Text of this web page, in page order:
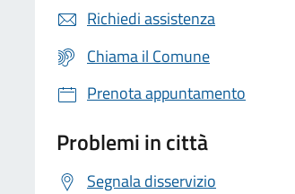
Richiedi assistenza
Chiama il Comune
Prenota appuntamento
Problemi in città
Segnala disservizio